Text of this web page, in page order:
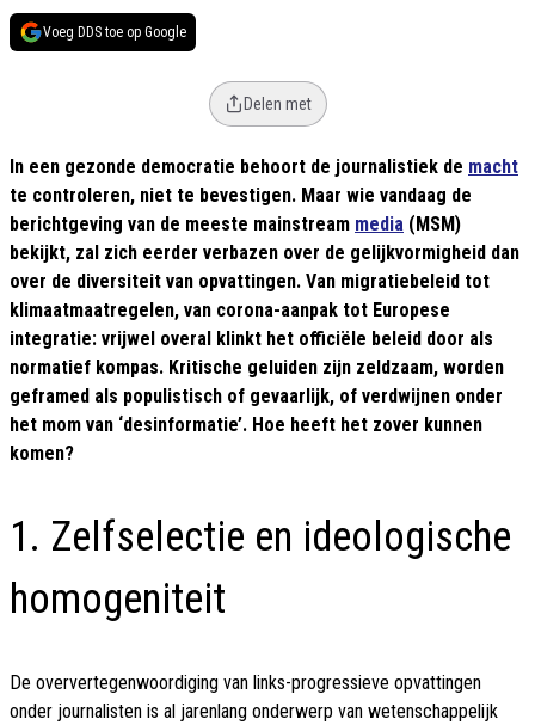
Voeg DDS toe op Google
Delen met
In een gezonde democratie behoort de journalistiek de macht
te controleren, niet te bevestigen. Maar wie vandaag de
berichtgeving van de meeste mainstream media (MSM)
bekijkt, zal zich eerder verbazen over de gelijkvormigheid dan
over de diversiteit van opvattingen. Van migratiebeleid tot
klimaatmaatregelen, van corona-aanpak tot Europese
integratie: vrijwel overal klinkt het officiële beleid door als
normatief kompas. Kritische geluiden zijn zeldzaam, worden
geframed als populistisch of gevaarlijk, of verdwijnen onder
het mom van ‘desinformatie’. Hoe heeft het zover kunnen
komen?
1. Zelfselectie en ideologische
homogeniteit
De oververtegenwoordiging van links-progressieve opvattingen
onder journalisten is al jarenlang onderwerp van wetenschappelijk